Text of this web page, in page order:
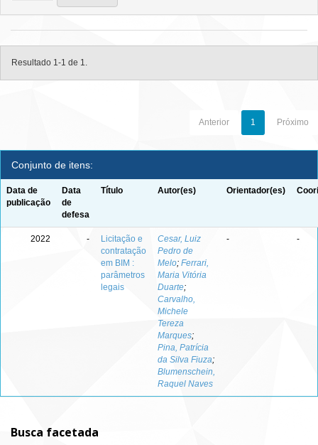
Resultado 1-1 de 1.
Anterior 1 Próximo
Conjunto de itens:
Data de
publicação
Data
de
defesa
Título Autor(es) Orientador(es)
2022 -
Licitação e
contratação
em BIM :
parâmetros
legais
Cesar, Luiz
Pedro de
Melo; Ferrari,
Maria Vitória
Duarte;
Carvalho,
Michele
Tereza
Marques;
Pina, Patrícia
da Silva Fiuza;
Blumenschein,
Raquel Naves
- -
Busca facetada